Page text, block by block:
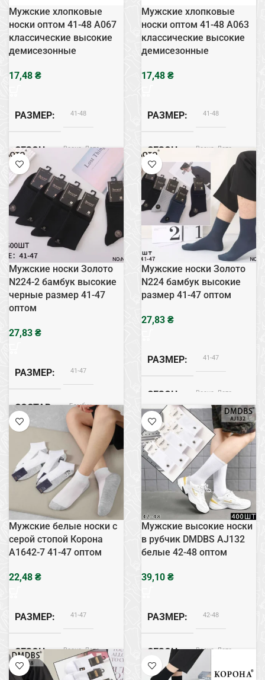
Мужские хлопковые
носки оптом 41-48 А067
классические высокие
демисезонные
₴
РАЗМЕР 41-48
СЕЗОН Весна, Лето
СОСТАВ Хлопок
Мужские хлопковые
носки оптом 41-48 А063
классические высокие
демисезонные
₴
РАЗМЕР 41-48
СЕЗОН Весна, Лето
СОСТАВ Хлопок
Мужские носки Золото
N224-2 бамбук высокие
черные размер 41-47
оптом
₴
РАЗМЕР 41-47
СОСТАВ Бамбук
СЕЗОН Весна, Лето
ЦВЕТ Черный
Мужские носки Золото
N224 бамбук высокие
размер 41-47 оптом
₴
РАЗМЕР 41-47
СЕЗОН Весна, Лето
СОСТАВ Бамбук
Мужские белые носки с
серой стопой Корона
A1642-7 41-47 оптом
₴
РАЗМЕР 41-47
СЕЗОН Весна, Лето
Мужские высокие носки
в рубчик DMDBS AJ132
белые 42-48 оптом
₴
РАЗМЕР 42-48
СЕЗОН Весна, Лето